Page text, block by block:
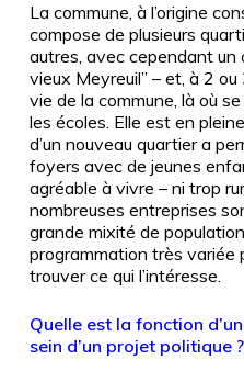
La commune, à l’origine
compose de plusieurs
autres, avec cependant un
vieux Meyreuil” – et, à 2
vie de la commune, là où
les écoles. Elle est en
d’un nouveau quartier a
foyers avec de jeunes
agréable à vivre – ni trop
nombreuses entreprises
grande mixité de
programmation très variée
trouver ce qui l’intéresse.
Quelle est la fonction
sein d’un projet politique ?